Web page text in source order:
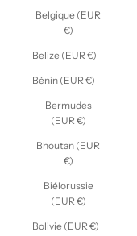
Belgique (EUR
€)
Belize (EUR €)
Bénin (EUR €)
Bermudes
(EUR €)
Bhoutan (EUR
€)
Biélorussie
(EUR €)
Bolivie (EUR €)